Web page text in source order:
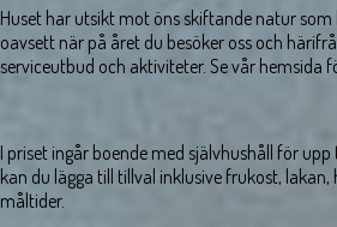
Huset har utsikt mot öns skiftande natur
oavsett när på året du besöker oss och
serviceutbud och aktiviteter. Se vår hemsida
I priset ingår boende med självhushåll för upp
kan du lägga till tillval inklusive frukost,
måltider.